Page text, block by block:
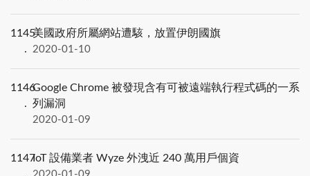
1145美國政府所屬網站遭駭，放置伊朗國旗
2020-01-10
1146Google Chrome 被發現含有可被遠端執行程式碼的一系
列漏洞
2020-01-09
1147IoT 設備業者 Wyze 外洩近 240 萬用戶個資